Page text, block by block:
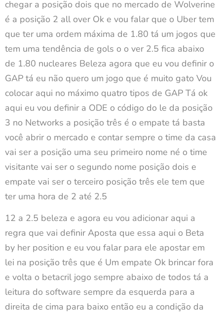
chegar a posição dois que no mercado de Wolverine
é a posição 2 all over Ok e vou falar que o Uber tem
que ter uma ordem máxima de 1.80 tá um jogos que
tem uma tendência de gols o o ver 2.5 fica abaixo
de 1.80 nucleares Beleza agora que eu vou definir o
GAP tá eu não quero um jogo que é muito gato Vou
colocar aqui no máximo quatro tipos de GAP Tá ok
aqui eu vou definir a ODE o código do le da posição
3 no Networks a posição três é o empate tá basta
você abrir o mercado e contar sempre o time da casa
vai ser a posição uma seu primeiro nome né o time
visitante vai ser o segundo nome posição dois e
empate vai ser o terceiro posição três ele tem que
ter uma hora de 2 até 2.5
12 a 2.5 beleza e agora eu vou adicionar aqui a
regra que vai definir Aposta que essa aqui o Beta
by her position e eu vou falar para ele apostar em
lei na posição três que é Um empate Ok brincar fora
e volta o betacril jogo sempre abaixo de todos tá a
leitura do software sempre da esquerda para a
direita de cima para baixo então eu a condição da